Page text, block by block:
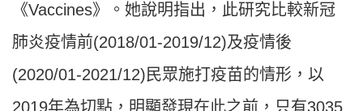
《Vaccines》。她說明指出，此研究比較新冠
肺炎疫情前(2018/01-2019/12)及疫情後
(2020/01-2021/12)民眾施打疫苗的情形，以
2019年為切點，明顯發現在此之前，只有3035